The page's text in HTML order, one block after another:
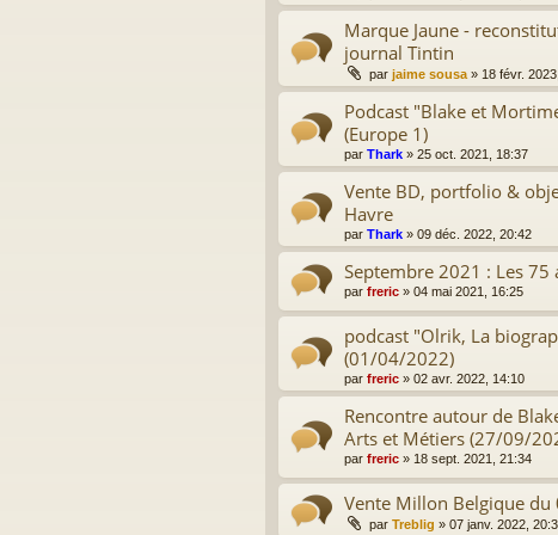
Marque Jaune -
journal Tintin
par jaime sousa » 18 févr.
Podcast "Blake et
(Europe 1)
par Thark » 25 oct. 2021, 18:37
Vente BD, portfolio &
Havre
par Thark » 09 déc. 2022, 20:42
Septembre 2021 : Les
par freric » 04 mai 2021, 16:25
podcast "Olrik, La
(01/04/2022)
par freric » 02 avr. 2022, 14:10
Rencontre autour de
Arts et Métiers (27/09/
par freric » 18 sept. 2021, 21:34
Vente Millon Belgique
par Treblig » 07 janv. 2022,